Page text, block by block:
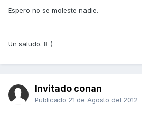
Espero no se moleste nadie.
Un saludo. 8-)
Invitado conan
Publicado 21 de Agosto del 2012